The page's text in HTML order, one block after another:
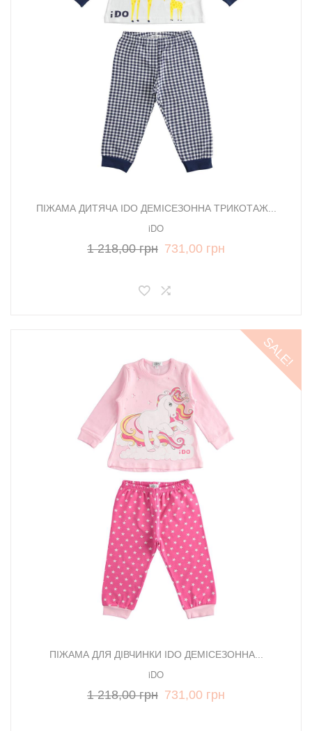
ПІЖАМА ДИТЯЧА IDO ДЕМІСЕЗОННА ТРИКОТАЖ...
iDO
1 218,00 грн 731,00 грн
SALE!
ПІЖАМА ДЛЯ ДІВЧИНКИ IDO ДЕМІСЕЗОННА...
iDO
1 218,00 грн 731,00 грн